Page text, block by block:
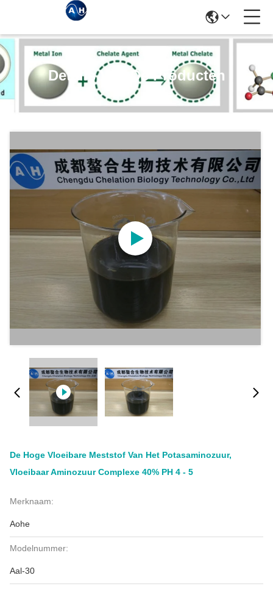
Details Van De Producten
De Hoge Vloeibare Meststof Van Het Potasaminozuur,
Vloeibaar Aminozuur Complexe 40% PH 4 - 5
Merknaam:
Aohe
Modelnummer:
Aal-30